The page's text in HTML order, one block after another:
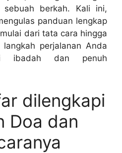
berkah. Kali ini,
panduan lengkap
dari tata cara hingga
perjalanan Anda
ibadah dan penuh
dilengkapi
Doa dan